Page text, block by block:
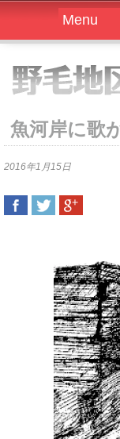
魚河岸に歌
2016年1月15日